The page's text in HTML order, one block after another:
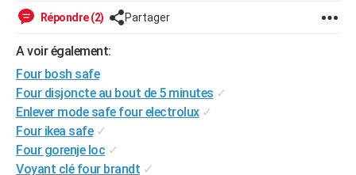
Art de vivre
Bien-être
Loisirs
Mode
Modes de vie
Alimentation
Guide de la santé
Maladies
Médicaments
Sommeil
Destinations
City break
Voyage nature
Voyage de noces
Forum
Climat
+PHOTO
GUIDES D'ACHAT
BONS PLANS
Répondre (2) Partager
A voir également:
Four bosh safe
Four disjoncte au bout de 5 minutes ✓
Enlever mode safe four electrolux ✓
Four ikea safe ✓
Four gorenje loc ✓
Voyant clé four brandt ✓